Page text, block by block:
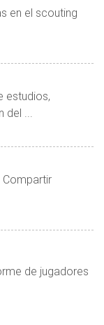
en el scouting
estudios,
del ...
Compartir
de jugadores